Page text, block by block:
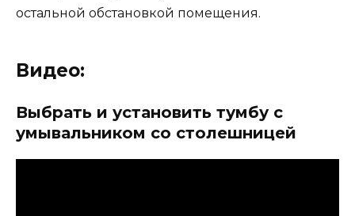
остальной обстановкой помещения.
Видео:
Выбрать и установить тумбу с
умывальником со столешницей